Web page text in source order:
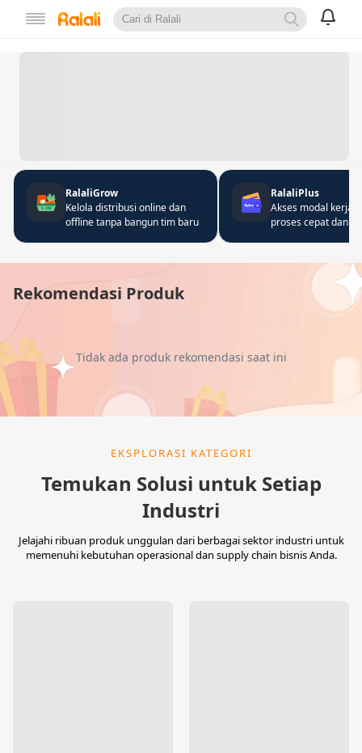
RalaliGrow
Kelola distribusi online dan
offline tanpa bangun tim baru
RalaliPlus
Akses modal kerja
proses cepat dan
Rekomendasi Produk
Tidak ada produk rekomendasi saat ini
EKSPLORASI KATEGORI
Temukan Solusi untuk Setiap
Industri
Jelajahi ribuan produk unggulan dari berbagai sektor industri untuk
memenuhi kebutuhan operasional dan supply chain bisnis Anda.